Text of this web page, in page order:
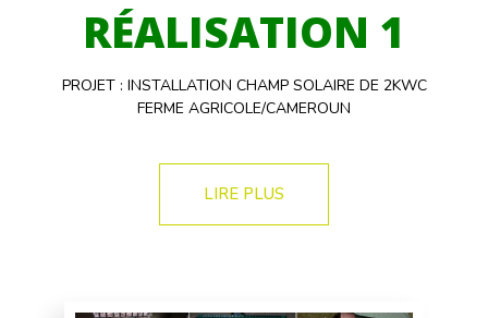
RÉALISATION 1
PROJET : INSTALLATION CHAMP SOLAIRE DE 2KWC
FERME AGRICOLE/CAMEROUN
LIRE PLUS